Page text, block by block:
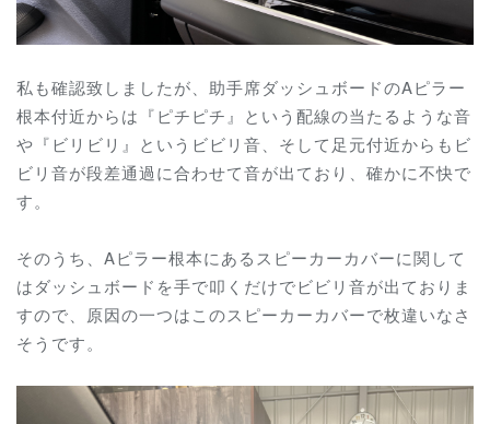
私も確認致しましたが、助手席ダッシュボードのAピラー
根本付近からは『ピチピチ』という配線の当たるような音
や『ビリビリ』というビビリ音、そして足元付近からもビ
ビリ音が段差通過に合わせて音が出ており、確かに不快で
す。
そのうち、Aピラー根本にあるスピーカーカバーに関して
はダッシュボードを手で叩くだけでビビリ音が出ておりま
すので、原因の一つはこのスピーカーカバーで枚違いなさ
そうです。